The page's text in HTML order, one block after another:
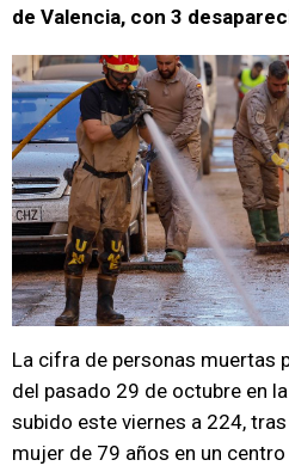
de Valencia, con 3
La cifra de personas muertas
del pasado 29 de octubre en
subido este viernes a 224,
mujer de 79 años en un